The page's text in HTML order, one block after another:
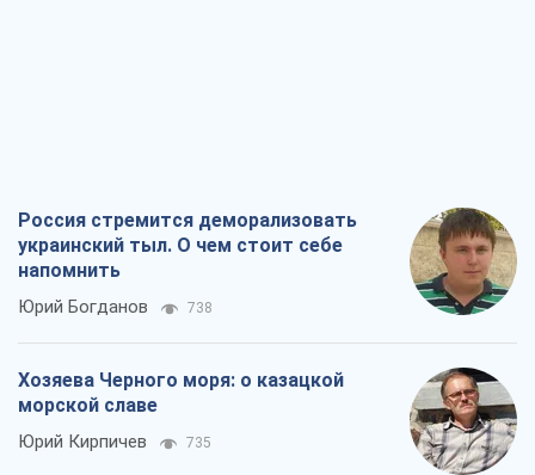
Россия стремится деморализовать
украинский тыл. О чем стоит себе
напомнить
Юрий Богданов 738
Хозяева Черного моря: о казацкой
морской славе
Юрий Кирпичев 735